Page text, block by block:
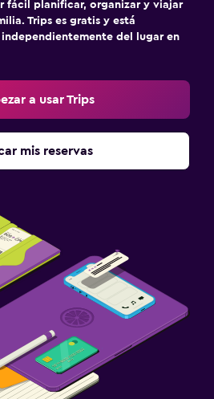
fácil planificar, organizar y viajar
Trips es gratis y está
del lugar en
a usar Trips
mis reservas